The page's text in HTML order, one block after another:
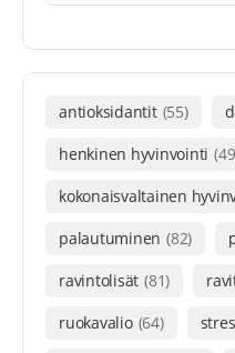
antioksidantit (55)
henkinen hyvinvointi
kokonaisvaltainen
palautuminen (82)
ravintolisät (81)
ruokavalio (64)